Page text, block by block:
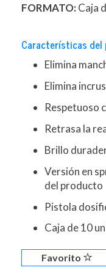
FORMATO:Caja
Características
Elimina
Elimina
Respetuoso
Retrasa la
Brillo
Versión en
del producto
Pistola
Caja de 10
Favorito